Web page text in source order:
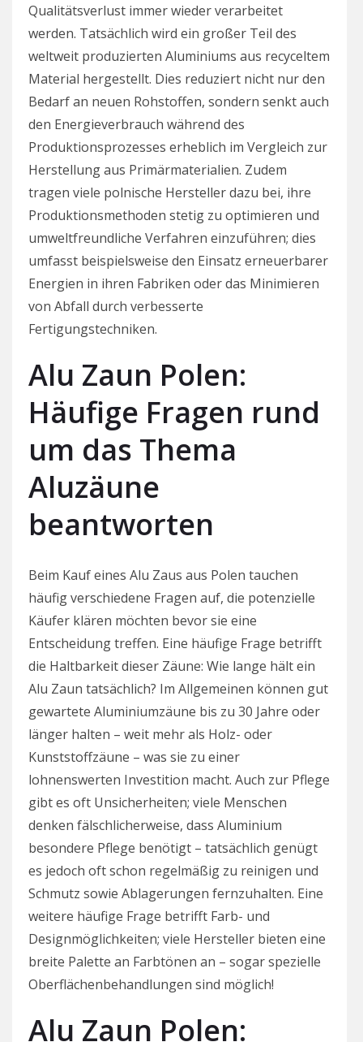
Qualitätsverlust immer wieder verarbeitet
werden. Tatsächlich wird ein großer Teil des
weltweit produzierten Aluminiums aus recyceltem
Material hergestellt. Dies reduziert nicht nur den
Bedarf an neuen Rohstoffen, sondern senkt auch
den Energieverbrauch während des
Produktionsprozesses erheblich im Vergleich zur
Herstellung aus Primärmaterialien. Zudem
tragen viele polnische Hersteller dazu bei, ihre
Produktionsmethoden stetig zu optimieren und
umweltfreundliche Verfahren einzuführen; dies
umfasst beispielsweise den Einsatz erneuerbarer
Energien in ihren Fabriken oder das Minimieren
von Abfall durch verbesserte
Fertigungstechniken.
Alu Zaun Polen:
Häufige Fragen rund
um das Thema
Aluzäune
beantworten
Beim Kauf eines Alu Zaus aus Polen tauchen
häufig verschiedene Fragen auf, die potenzielle
Käufer klären möchten bevor sie eine
Entscheidung treffen. Eine häufige Frage betrifft
die Haltbarkeit dieser Zäune: Wie lange hält ein
Alu Zaun tatsächlich? Im Allgemeinen können gut
gewartete Aluminiumzäune bis zu 30 Jahre oder
länger halten – weit mehr als Holz- oder
Kunststoffzäune – was sie zu einer
lohnenswerten Investition macht. Auch zur Pflege
gibt es oft Unsicherheiten; viele Menschen
denken fälschlicherweise, dass Aluminium
besondere Pflege benötigt – tatsächlich genügt
es jedoch oft schon regelmäßig zu reinigen und
Schmutz sowie Ablagerungen fernzuhalten. Eine
weitere häufige Frage betrifft Farb- und
Designmöglichkeiten; viele Hersteller bieten eine
breite Palette an Farbtönen an – sogar spezielle
Oberflächenbehandlungen sind möglich!
Alu Zaun Polen: